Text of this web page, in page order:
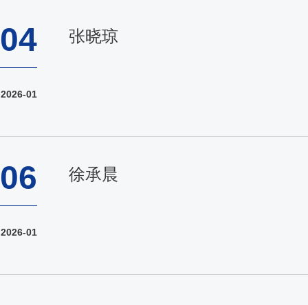
04
2026-01
张晓琼
06
2026-01
徐承晨